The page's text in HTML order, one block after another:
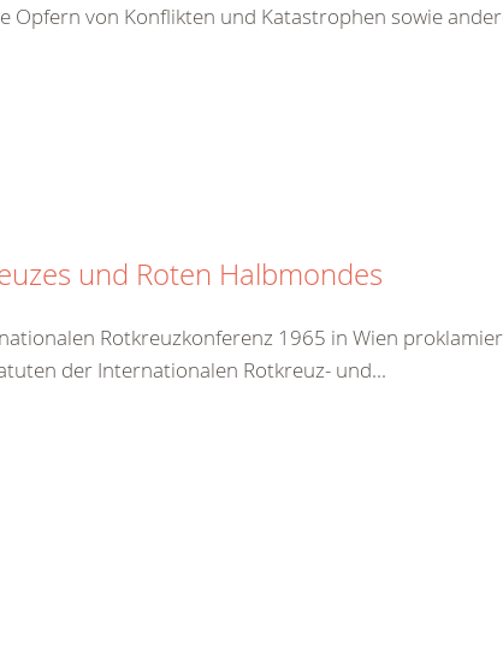
Opfern von Konflikten und Katastrophen sowie
und Roten Halbmondes
Rotkreuzkonferenz 1965 in Wien
der Internationalen Rotkreuz- und...